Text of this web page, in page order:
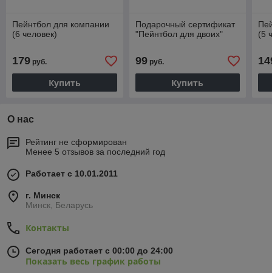
Пейнтбол для компании
(6 человек)
179 руб.
Купить
Подарочный сертификат
"Пейнтбол для двоих"
99руб.
Купить
(5
О нас
Рейтинг не сформирован
Менее 5 отзывов за последний год
Работает с 10.01.2011
г. Минск
Минск, Беларусь
Контакты
Сегодня работает с 00:00 до 24:00
Показать весь график работы